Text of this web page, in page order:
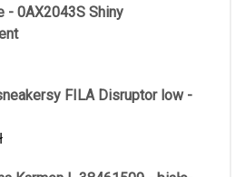
- 0AX2043S Shiny
FILA Disruptor low -